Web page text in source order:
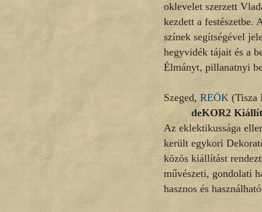
oklevelet szerzett
kezdett a festészetbe.
színek segítségével
hegyvidék tájait és a
Élmányt, pillanatnyi
Szeged, REÖK (Tisza
deKOR2
Az eklektikussága
került egykori
közös kiállítást
művészeti, gondolati
hasznos és